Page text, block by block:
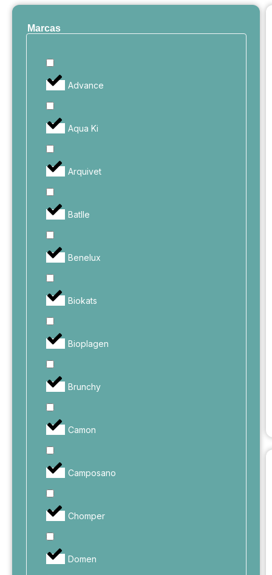
Marcas
Advance
Aqua Ki
Arquivet
Batlle
Benelux
Biokats
Bioplagen
Brunchy
Camon
Camposano
Chomper
Domen